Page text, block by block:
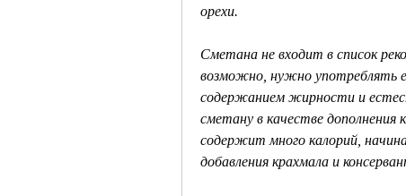
орехи.
Сметана не входит в список
возможно, нужно употреблять
содержанием жирности и
сметану в качестве
содержит много калорий,
добавления крахмала и